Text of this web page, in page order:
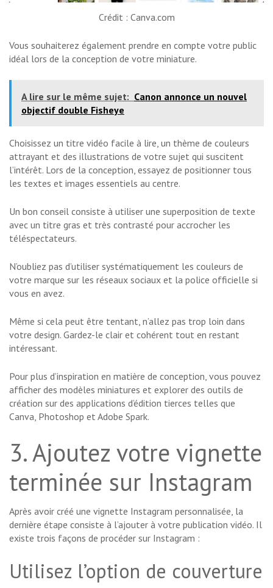
Crédit : Canva.com
Vous souhaiterez également prendre en compte votre public
idéal lors de la conception de votre miniature.
A lire sur le même sujet: Canon annonce un nouvel
objectif double Fisheye
Choisissez un titre vidéo facile à lire, un thème de couleurs
attrayant et des illustrations de votre sujet qui suscitent
l’intérêt. Lors de la conception, essayez de positionner tous
les textes et images essentiels au centre.
Un bon conseil consiste à utiliser une superposition de texte
avec un titre gras et très contrasté pour accrocher les
téléspectateurs.
N’oubliez pas d’utiliser systématiquement les couleurs de
votre marque sur les réseaux sociaux et la police officielle si
vous en avez.
Même si cela peut être tentant, n’allez pas trop loin dans
votre design. Gardez-le clair et cohérent tout en restant
intéressant.
Pour plus d’inspiration en matière de conception, vous pouvez
afficher des modèles miniatures et explorer des outils de
création sur des applications d’édition tierces telles que
Canva, Photoshop et Adobe Spark.
3. Ajoutez votre vignette
terminée sur Instagram
Après avoir créé une vignette Instagram personnalisée, la
dernière étape consiste à l’ajouter à votre publication vidéo. Il
existe trois façons de procéder sur Instagram :
Utilisez l’option de couverture